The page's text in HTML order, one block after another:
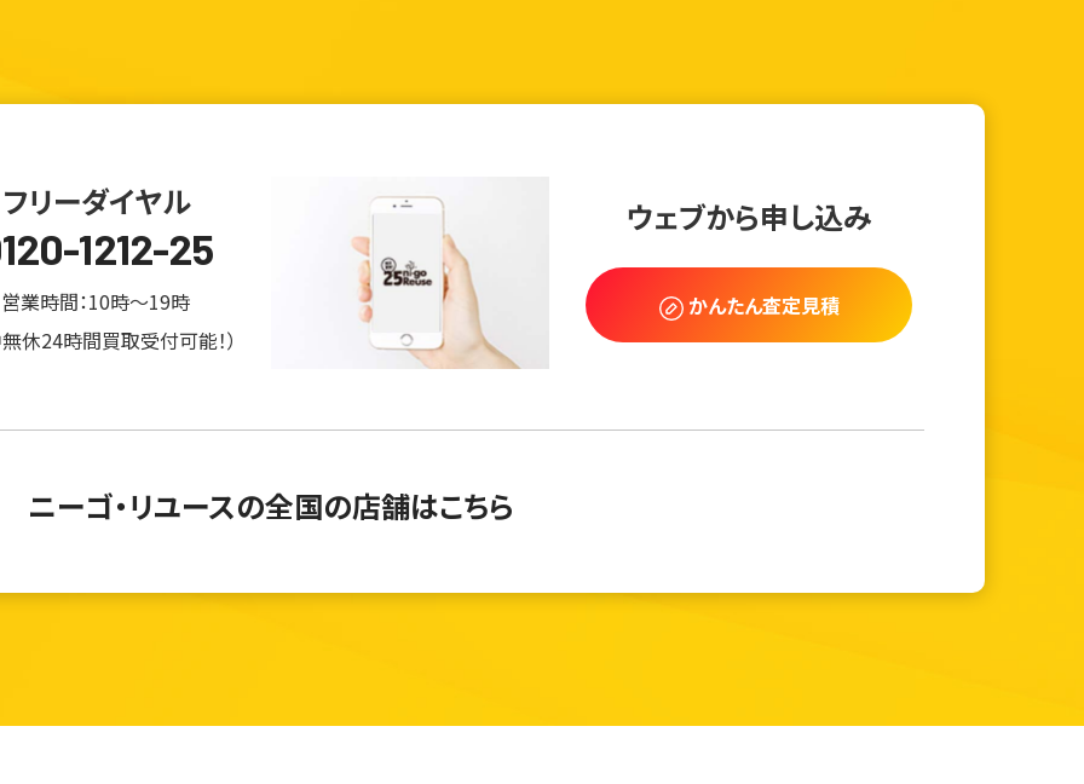
フリーダイヤル
1212-25
営業時間：10時～19時
休24時間買取受付可能！）
ウェブから申し込み
かんたん査定見積
ニーゴ・リユースの全国の店舗はこちら